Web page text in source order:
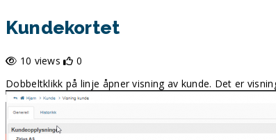
Kundekortet
10 views
0
Dobbeltklikk på linje åpner visning av kunde. Det er